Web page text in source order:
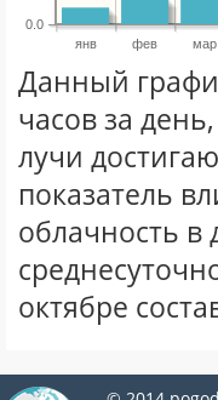
янв фев мар
0.0
Данный
часов за
лучи
показатель
облачность
октябре